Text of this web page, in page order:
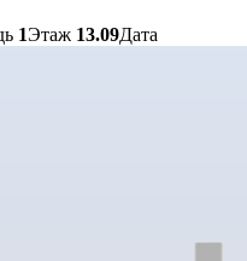
1Этаж 13.09Дата